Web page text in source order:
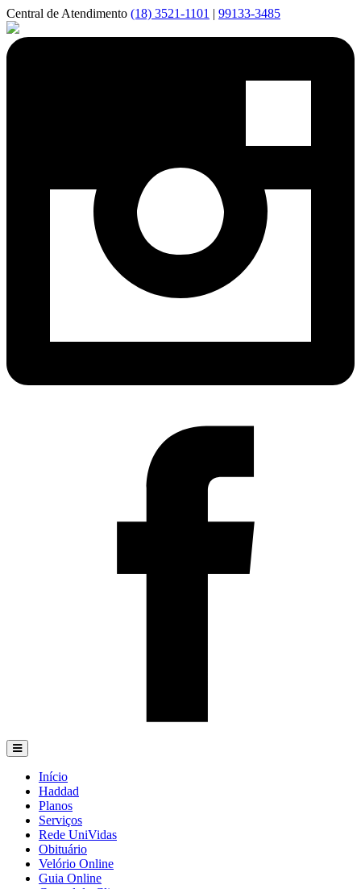
Central de Atendimento (18) 3521-1101 | 99133-3485
Início
Haddad
Planos
Serviços
Rede UniVidas
Obituário
Velório Online
Guia Online